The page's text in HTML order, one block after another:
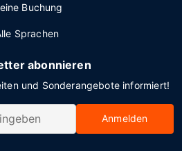
Buchung
Sprachen
abonnieren
und Sonderangebote informiert!
Anmelden